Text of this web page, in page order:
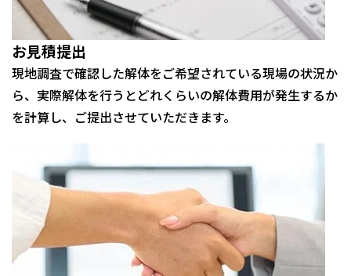
お見積提出
現地調査で確認した解体をご希望されている現場の状況か
ら、実際解体を行うとどれくらいの解体費用が発生するか
を計算し、ご提出させていただきます。